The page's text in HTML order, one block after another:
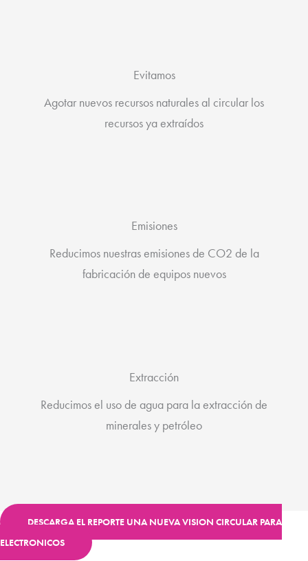
Evitamos
Agotar nuevos recursos naturales al circular los
recursos ya extraídos
Emisiones
Reducimos nuestras emisiones de CO2 de la
fabricación de equipos nuevos
Extracción
Reducimos el uso de agua para la extracción de
minerales y petróleo
DESCARGA EL REPORTE UNA NUEVA VISION CIRCULAR PARA
ELECTRONICOS